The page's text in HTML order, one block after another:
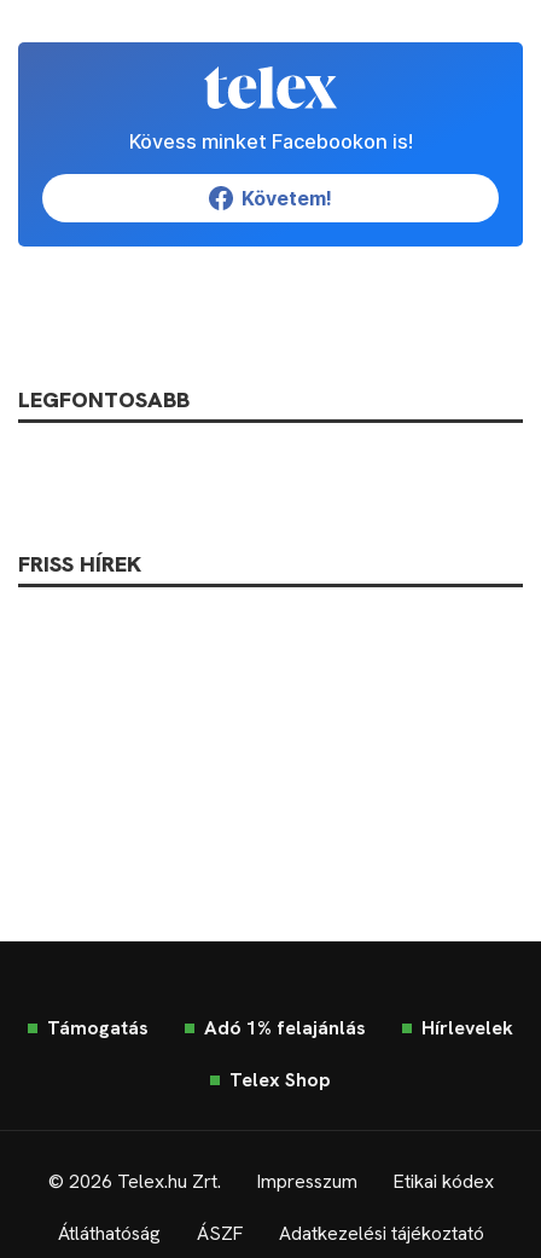
Kövess minket Facebookon is!
Követem!
LEGFONTOSABB
FRISS HÍREK
Támogatás Adó 1% felajánlás Hírlevelek
Telex Shop
© 2026 Telex.hu Zrt. Impresszum Etikai kódex
Átláthatóság ÁSZF Adatkezelési tájékoztató